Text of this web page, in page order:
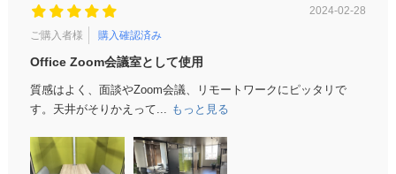
2024-02-28
ご購入者様
購入確認済み
Office Zoom会議室として使用
質感はよく、面談やZoom会議、リモートワークにピッタリで
す。天井がそりかえって...
もっと見る